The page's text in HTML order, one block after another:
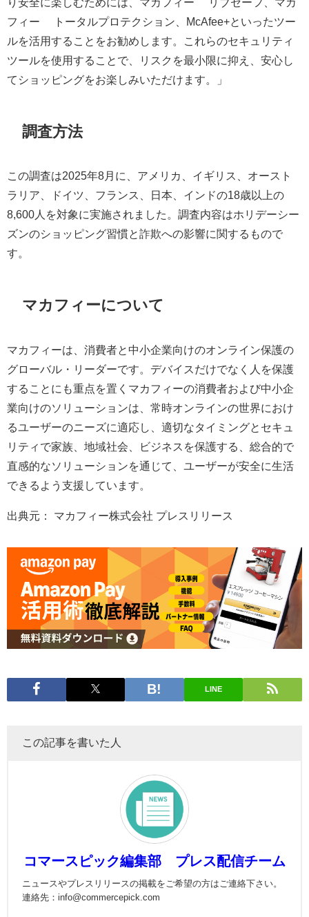
フィー® トータルプロテクション、McAfee+といったツー
ルを活用することをお勧めします。これらのセキュリティ
ツールを使用することで、リスクを最小限に抑え、安心し
てショッピングをお楽しみいただけます。」
調査方法
この調査は2025年8月に、アメリカ、イギリス、オースト
ラリア、ドイツ、フランス、日本、インドの18歳以上の
8,600人を対象に実施されました。調査内容はホリデーシー
ズンのショッピング習慣と詐欺への影響に関するもので
す。
マカフィーについて
マカフィーは、消費者と中小企業向けのオンライン保護の
グローバル・リーダーです。デバイスだけでなく人を保護
することにも重点を置くマカフィーの消費者および中小企
業向けのソリューションは、常時オンラインの世界におけ
るユーザーのニーズに適応し、適切なタイミングとセキュ
リティで家族、地域社会、ビジネスを保護する、総合的で
直感的なソリューションを通じて、ユーザーが安全に生活
できるよう支援しています。
出典元： マカフィー株式会社 プレスリリース
LINE
この記事を書いた人
コマースピック編集部 プレス配信チーム
ニュースやプレスリリースの掲載をご希望の方はご連絡下さい。
連絡先：info@commercepick.com